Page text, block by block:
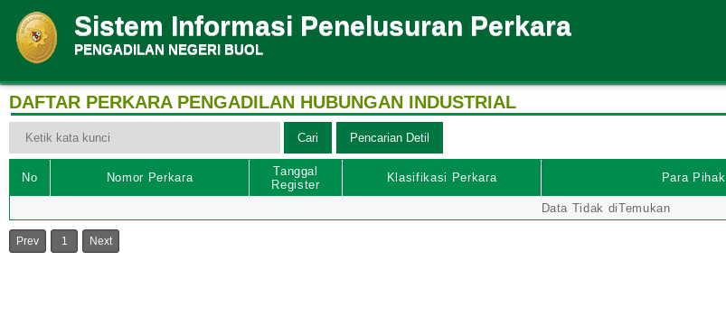
Sistem Informasi Penelusuran Perkara
PENGADILAN NEGERI BUOL
DAFTAR PERKARA PENGADILAN HUBUNGAN INDUSTRIAL
No Nomor Perkara
Tanggal
Register
Klasifikasi Perkara Para Pihak
Data Tidak diTemukan
Prev 1 Next